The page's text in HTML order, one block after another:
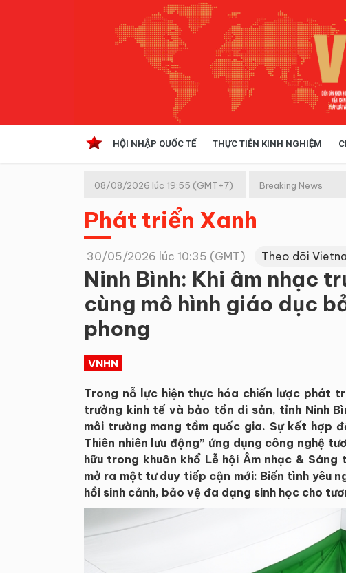
HỘI NHẬP QUỐC TẾ THỰC TIỄN KINH NGHIỆM
Kinh tế hội nhập
Doanh nghiệp
08/08/2026 lúc 19:55 (GMT+7) Breaking News
Phát triển Xanh
30/05/2026 lúc 10:35 (GMT) Theo dõi
Ninh Bình: Khi âm nhạc
cùng mô hình giáo dục
phong
VNHN
Trong nỗ lực hiện thực hóa chiến lược phát
trưởng kinh tế và bảo tồn di sản, tỉnh Ninh
môi trường mang tầm quốc gia. Sự kết hợp
Thiên nhiên lưu động” ứng dụng công nghệ
hữu trong khuôn khổ Lễ hội Âm nhạc &
mở ra một tư duy tiếp cận mới: Biến tình yêu
hồi sinh cảnh, bảo vệ đa dạng sinh học cho